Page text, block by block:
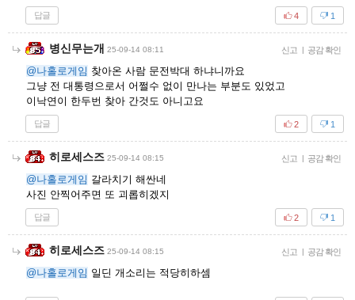
답글 1
4
병신무는개 25-09-14 08:11 신고 | 공감 확인
@나홀로게임 찾아온 사람 문전박대 하냐니까요
그냥 전 대통령으로서 어쩔수 없이 만나는 부분도 있었고
이낙연이 한두번 찾아 간것도 아니고요
답글 1
2
히로세스즈 25-09-14 08:15 신고 | 공감 확인
@나홀로게임 갈라치기 해싼네
사진 안찍어주면 또 괴롭히겠지
답글 1
2
히로세스즈 25-09-14 08:15 신고 | 공감 확인
@나홀로게임 일딘 개소리는 적당히하셈